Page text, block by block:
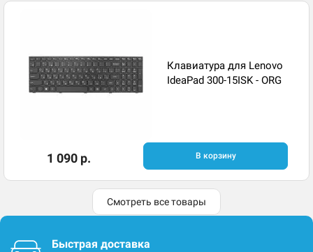
Клавиатура для Lenovo
IdeaPad 300-15ISK - ORG
1 090 р. В корзину
Смотреть все товары
Быстрая доставка